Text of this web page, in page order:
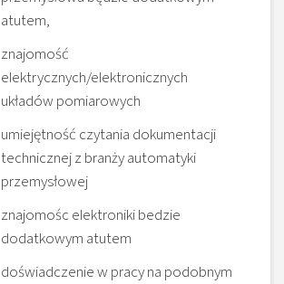
atutem,
znajomość
elektrycznych/elektronicznych
układów pomiarowych
umiejętność czytania dokumentacji
technicznej z branży automatyki
przemysłowej
znajomośc elektroniki bedzie
dodatkowym atutem
doświadczenie w pracy na podobnym